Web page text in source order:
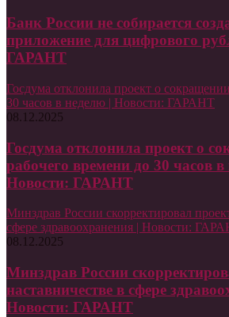
Банк России не собирается
приложение для цифрового
ГАРАНТ
Госдума отклонила проект о
30 часов в неделю | Новости: ГАРАНТ
08.12.2025
Госдума отклонила проект о
рабочего времени до 30 часов
Новости: ГАРАНТ
Минздрав России скорректировал
сфере здравоохранения | Новости:
08.12.2025
Минздрав России
наставничестве в сфере
Новости: ГАРАНТ